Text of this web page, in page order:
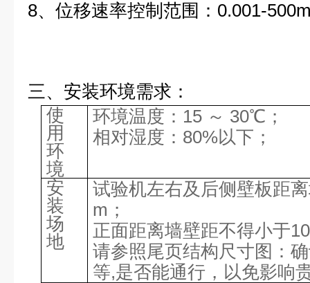
8、位移速率控制范围：0.001-
三、安装环境需求：
使
用
环
境
环境温度：15 ～ 30℃；
相对湿度：80%以下；
安
装
场
地
试验机左右及后侧壁板距
m；
正面距离墙壁距不得小于
请参照尾页结构尺寸图：
等,是否能通行，以免影响